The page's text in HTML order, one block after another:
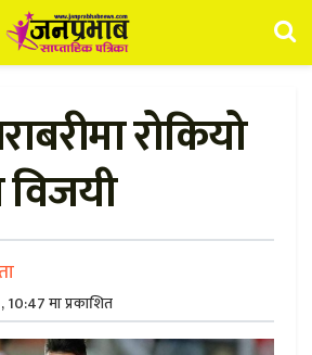
रोकियो
विजयी
मा प्रकाशित